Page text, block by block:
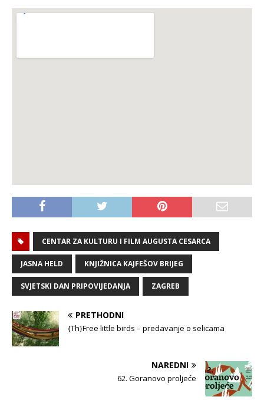
CENTAR ZA KULTURU I FILM AUGUSTA CESARCA
JASNA HELD KNJIŽNICA KAJFEŠOV BRIJEG
SVJETSKI DAN PRIPOVIJEDANJA ZAGREB
PRETHODNI
{Th}Free little birds – predavanje o selicama
NAREDNI
62. Goranovo proljeće